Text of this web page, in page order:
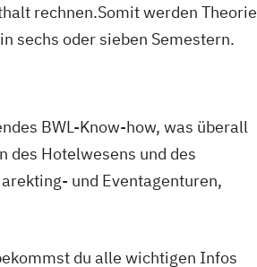
rechnen.Somit werden Theorie
sechs oder sieben Semestern.
BWL-Know-how, was überall
des Hotelwesens und des
und Eventagenturen,
du alle wichtigen Infos